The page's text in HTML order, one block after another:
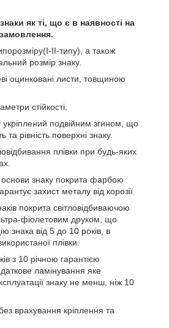
як ті, що є в наявності на
ІІ-типу), а також
розмір знаку.
оцинковані листи, товщиною
стійкості.
подвійним згином, що
та рівність поверхні знаку.
плівки при будь-яких
знаку покрита фарбою
захист металу від корозії.
покрита світловідбиваючою
фіолетовим друком, що
знака від 5 до 10 років, в
плівки.
з 10 річною гарантією
ламінування яке
знаку не менш, ніж 10
врахування кріплення та